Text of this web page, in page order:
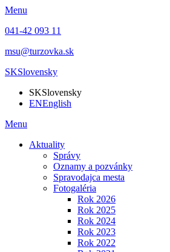
Menu
041-42 093 11
msu@turzovka.sk
SKSlovensky
SKSlovensky
ENEnglish
Menu
Aktuality
Správy
Oznamy a pozvánky
Spravodajca mesta
Fotogaléria
Rok 2026
Rok 2025
Rok 2024
Rok 2023
Rok 2022